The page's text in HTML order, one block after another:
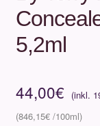
5,2ml
44,00€
846,15€